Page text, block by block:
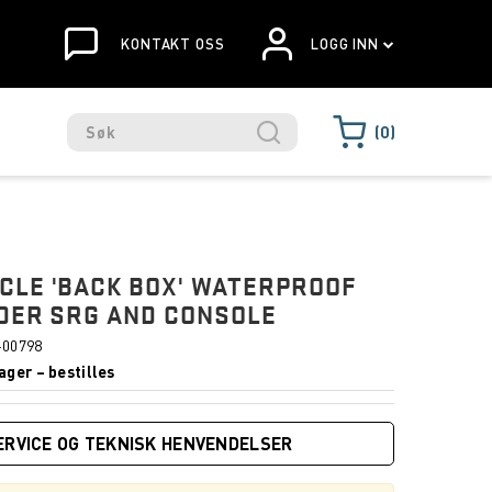
KONTAKT OSS LOGG INN
0
'BACK BOX' WATERPROOF
SRG AND CONSOLE
– bestilles
OG TEKNISK HENVENDELSER